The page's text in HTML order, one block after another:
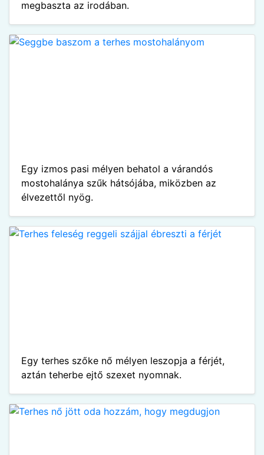
megbaszta az irodában.
Egy izmos pasi mélyen behatol a várandós
mostohalánya szűk hátsójába, miközben az
élvezettől nyög.
Egy terhes szőke nő mélyen leszopja a férjét,
aztán teherbe ejtő szexet nyomnak.